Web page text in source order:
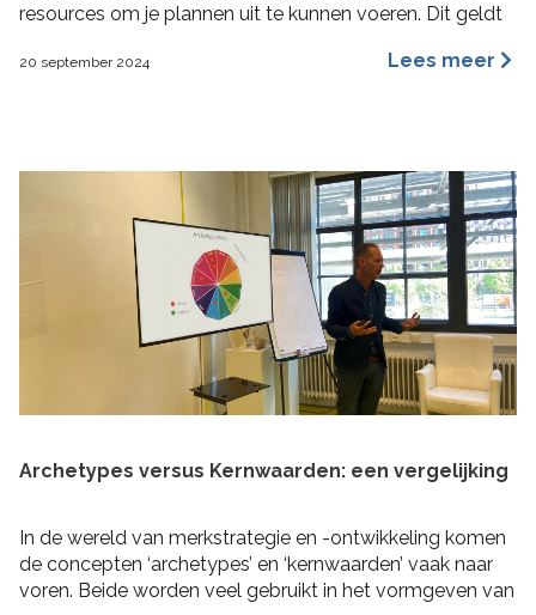
resources om je plannen uit te kunnen voeren. Dit geldt
kunnen zijn en efficiëntie cruciaal is. In deze blogpost 4
intern maken dat je dit gaat waarmaken!
20 september 2024 Lees meer
Archetypes versus Kernwaarden: een vergelijking
In de wereld van merkstrategie en -ontwikkeling komen
de concepten ‘archetypes’ en ‘kernwaarden’ vaak naar
voren. Beide worden veel gebruikt in het vormgeven van